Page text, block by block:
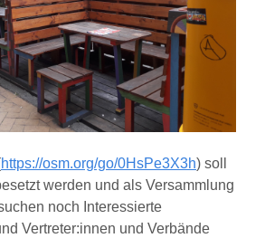
https://osm.org/go/0HsPe3X3h) soll
werden und als Versammlung
noch Interessierte
Vertreter:innen und Verbände